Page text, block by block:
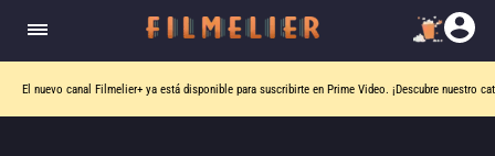
El nuevo canal Filmelier+ ya está disponible para suscribirte en Prime Video. ¡Descubre nuestro